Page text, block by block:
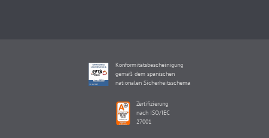
Konformitätsbescheinigung
gemäß dem spanischen
nationalen Sicherheitsschema
Zertifizierung
nach ISO/IEC
27001